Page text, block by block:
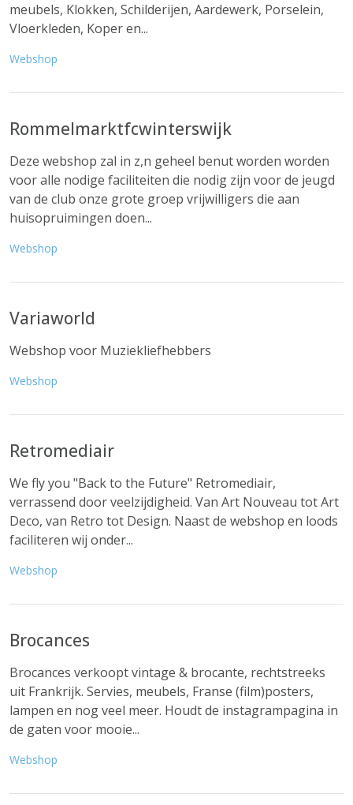
meubels, Klokken, Schilderijen, Aardewerk, Porselein,
Vloerkleden, Koper en...
Webshop
Rommelmarktfcwinterswijk
Deze webshop zal in z,n geheel benut worden worden
voor alle nodige faciliteiten die nodig zijn voor de jeugd
van de club onze grote groep vrijwilligers die aan
huisopruimingen doen...
Webshop
Variaworld
Webshop voor Muziekliefhebbers
Webshop
Retromediair
We fly you "Back to the Future" Retromediair,
verrassend door veelzijdigheid. Van Art Nouveau tot Art
Deco, van Retro tot Design. Naast de webshop en loods
faciliteren wij onder...
Webshop
Brocances
Brocances verkoopt vintage & brocante, rechtstreeks
uit Frankrijk. Servies, meubels, Franse (film)posters,
lampen en nog veel meer. Houdt de instagrampagina in
de gaten voor mooie...
Webshop